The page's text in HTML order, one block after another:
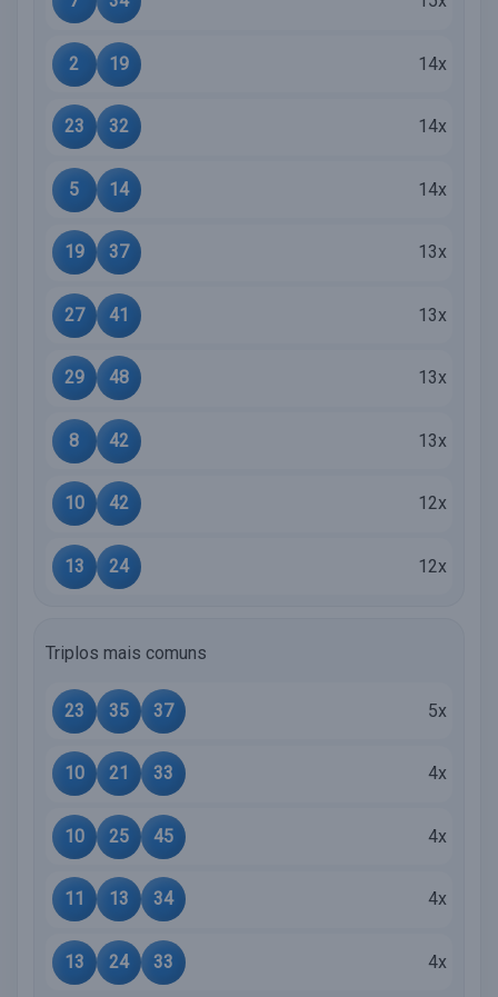
2 19 14x
23 32 14x
5 14 14x
19 37 13x
27 41 13x
29 48 13x
8 42 13x
10 42 12x
13 24 12x
Triplos mais comuns
23 35 37 5x
10 21 33 4x
10 25 45 4x
11 13 34 4x
13 24 33 4x